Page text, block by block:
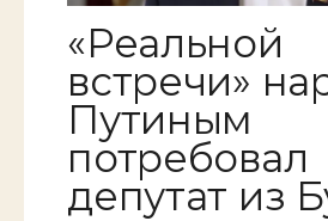
«Реальной
встречи»
Путиным
потребовал
депутат из